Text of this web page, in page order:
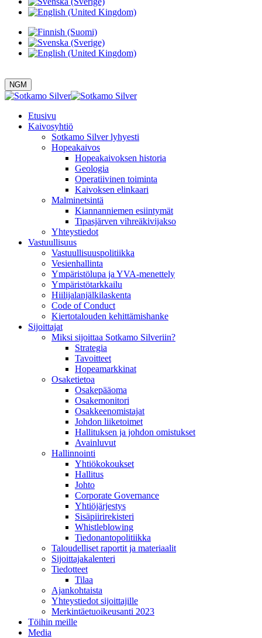
NGM
Etusivu
Kaivosyhtiö
Sotkamo Silver lyhyesti
Hopeakaivos
Hopeakaivoksen historia
Geologia
Operatiivinen toiminta
Kaivoksen elinkaari
Malminetsintä
Kiannanniemen esiintymät
Tipasjärven vihreäkivijakso
Yhteystiedot
Vastuullisuus
Vastuullisuuspolitiikka
Vesienhallinta
Ympäristölupa ja YVA-menettely
Ympäristötarkkailu
Hiilijalanjälkilaskenta
Code of Conduct
Kiertotalouden kehittämishanke
Sijoittajat
Miksi sijoittaa Sotkamo Silveriin?
Strategia
Tavoitteet
Hopeamarkkinat
Osaketietoa
Osakepääoma
Osakemonitori
Osakkeenomistajat
Johdon liiketoimet
Hallituksen ja johdon omistukset
Avainluvut
Hallinnointi
Yhtiökokoukset
Hallitus
Johto
Corporate Governance
Yhtiöjärjestys
Sisäpiirirekisteri
Whistleblowing
Tiedonantopolitiikka
Taloudelliset raportit ja materiaalit
Sijoittajakalenteri
Tiedotteet
Tilaa
Ajankohtaista
Yhteystiedot sijoittajille
Merkintäetuoikeusanti 2023
Töihin meille
Media